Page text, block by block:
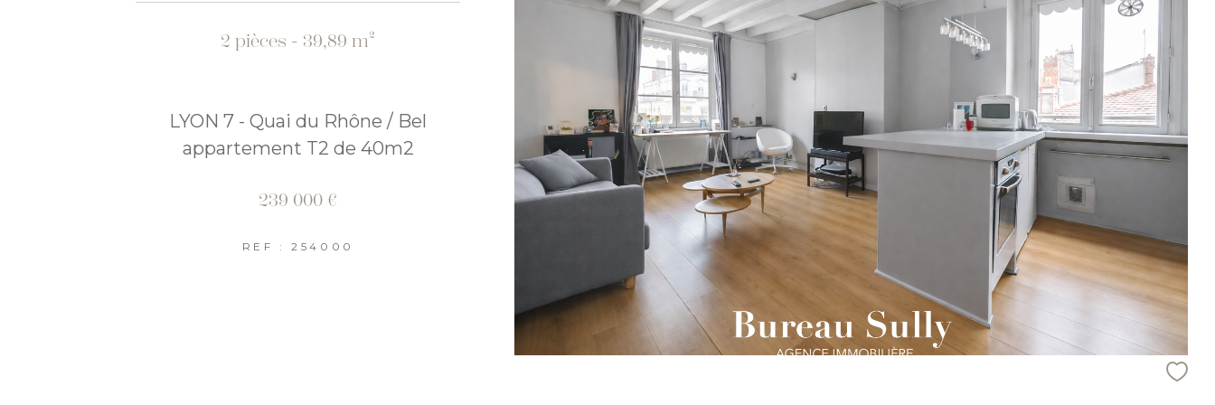
2 pièces - 39,89 m²
LYON 7 - Quai du Rhône / Bel
appartement T2 de 40m2
239 000 €
REF : 254000